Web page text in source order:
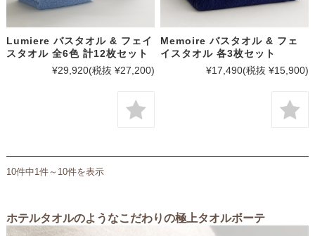
Lumiere バスタオル & フェイ
スタオル 全6色 計12枚セット
¥29,920(税抜 ¥27,200)
Memoire バスタオル & フェ
イスタオル 各3枚セット
¥17,490(税抜 ¥15,900)
10件中1件～10件を表示
ホテルタオルのようなこだわりの極上タオルボーテ